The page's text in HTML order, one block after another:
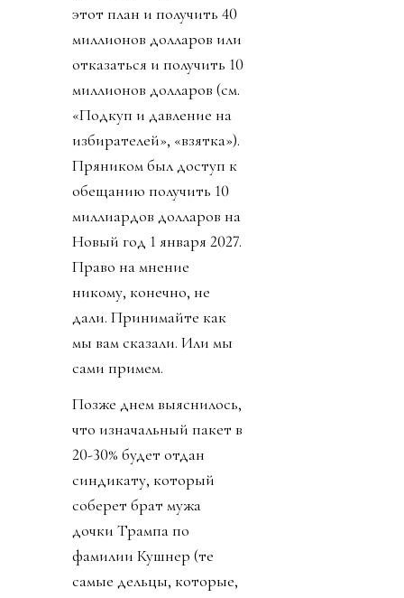
этот план и получить 40
миллионов долларов или
отказаться и получить 10
миллионов долларов (см.
«Подкуп и давление на
избирателей», «взятка»).
Пряником был доступ к
обещанию получить 10
миллиардов долларов на
Новый год 1 января 2027.
Право на мнение
никому, конечно, не
дали. Принимайте как
мы вам сказали. Или мы
сами примем.
Позже днем выяснилось,
что изначальный пакет в
20-30% будет отдан
синдикату, который
соберет брат мужа
дочки Трампа по
фамилии Кушнер (те
самые дельцы, которые,